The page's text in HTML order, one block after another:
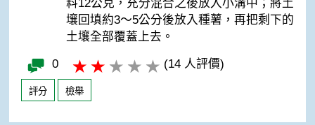
料12公克，充分混合之後放入小溝中；將土
壤回填約3～5公分後放入種薯，再把剩下的
土壤全部覆蓋上去。
0 (14 人評價)
評分 檢舉